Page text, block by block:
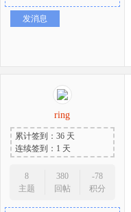
发消息
ring
累计签到：36 天
连续签到：1 天
8
主题
380
回帖
-78
积分